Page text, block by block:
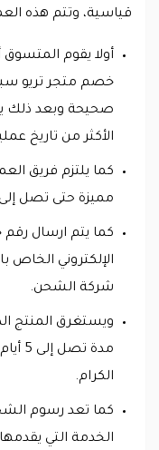
قياسية، وتتم هذه
أولا يقوم
خصم متجر تريو
صحيحة وبعد ذلك
الأكثر من تاريخ
كما يلتزم فريق
مميزة حتى تصل
كما يتم ارسال رقم
الإلكتروني
شركة الشحن.
ويستغرق المنتج
مدة
الكرام.
كما تعد رسوم
الخدمة التي